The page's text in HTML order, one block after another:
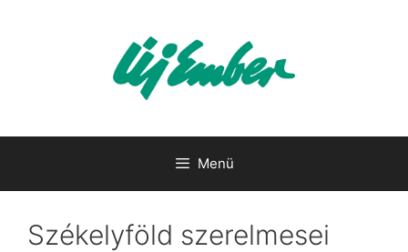
Menü
Székelyföld szerelmesei